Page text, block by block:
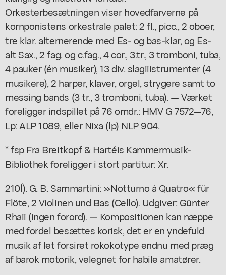
Orkesterbesætningen viser hovedfarverne på
kornponistens orkestrale palet: 2 fl., picc., 2 oboer,
tre klar. alternerende med Es- og bas-klar, og Es-
alt Sax., 2 fag. og c.fag., 4 cor., 3.tr., 3 tromboni, tuba,
4 pauker (én musiker), 13 div. slagiiistrumenter (4
musikere), 2 harper, klaver, orgel, strygere samt to
messing bands (3 tr., 3 tromboni, tuba). — Værket
foreligger indspillet på 76 omdr.: HMV G 7572—76,
Lp: ALP 1089, eller Nixa (lp) NLP 904.
* fsp Fra Breitkopf & Hartéis Kammermusik-
Bibliothek foreligger i stort partitur: Xr.
210Í). G. B. Sammartini: »Notturno à Quatro« für
Flöte, 2 Violinen und Bas (Cello). Udgiver: Günter
Rhaii (ingen forord). — Kompositionen kan næppe
med fordel besættes korisk, det er en yndefuld
musik af let forsiret rokokotype endnu med præg
af barok motorik, velegnet for habile amatører.